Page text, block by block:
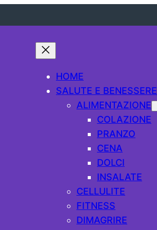
HOME
SALUTE E BENESSERE
ALIMENTAZIONE
COLAZIONE
PRANZO
CENA
DOLCI
INSALATE
CELLULITE
FITNESS
DIMAGRIRE